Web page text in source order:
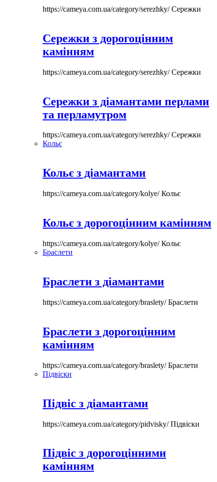
https://cameya.com.ua/category/serezhky/Сережки
Сережки з дорогоцінним
камінням
https://cameya.com.ua/category/serezhky/Сережки
Сережки з діамантами перлами
та перламутром
https://cameya.com.ua/category/serezhky/Сережки
Кольє
Кольє з діамантами
https://cameya.com.ua/category/kolye/Кольє
Кольє з дорогоцінним камінням
https://cameya.com.ua/category/kolye/Кольє
Браслети
Браслети з діамантами
https://cameya.com.ua/category/braslety/Браслети
Браслети з дорогоцінним
камінням
https://cameya.com.ua/category/braslety/Браслети
Підвіски
Підвіс з діамантами
https://cameya.com.ua/category/pidvisky/Підвіски
Підвіс з дорогоцінними
камінням